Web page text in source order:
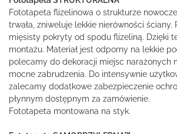
Fototapeta flizelinowa o strukturze
trwała, zniweluje lekkie nierówności ściany.
mięsisty pokryty od spodu flizeliną. Dzięki
montażu. Materiał jest odporny na lekkie
polecamy do dekoracji miejsc narażonych
mocne zabrudzenia. Do intensywnie
zalecamy dodatkowe zabezpieczenie
płynnym dostępnym za zamówienie.
Fototapeta montowana na styk.